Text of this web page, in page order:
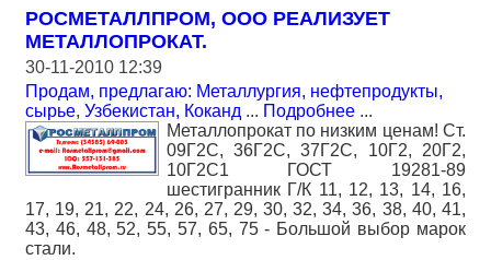
РОСМЕТАЛЛПРОМ, ООО РЕАЛИЗУЕТ
МЕТАЛЛОПРОКАТ.
30-11-2010 12:39
Продам, предлагаю: Металлургия, нефтепродукты,
сырье, Узбекистан, Коканд ... Подробнее ...
Металлопрокат по низким ценам! Ст.
09Г2С, 36Г2С, 37Г2С, 10Г2, 20Г2,
10Г2С1 ГОСТ 19281-89
шестигранник Г/К 11, 12, 13, 14, 16,
17, 19, 21, 22, 24, 26, 27, 29, 30, 32, 34, 36, 38, 40, 41,
43, 46, 48, 52, 55, 57, 65, 75 - Большой выбор марок
стали.